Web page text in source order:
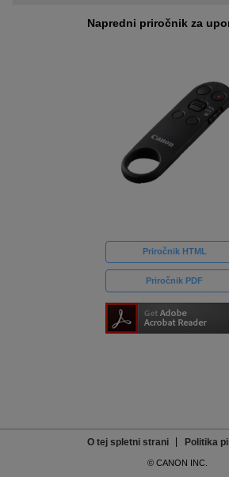
Napredni priročnik za
Priročnik HTML
Priročnik PDF
O tej spletni strani Politika
© CANON INC.